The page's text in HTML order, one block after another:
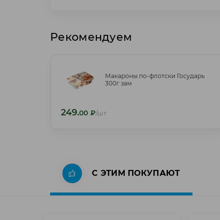
Рекомендуем
Макароны по-флотски Государь
300г зам
249.00 ₽/шт
Макароны по-флотски Государь
300г зам
249.00 ₽/шт
С ЭТИМ ПОКУПАЮТ